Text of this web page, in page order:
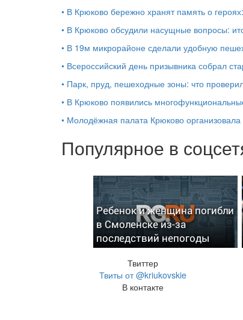
• В Крюково бережно хранят память о
• В Крюково обсудили насущные вопросы:
• В 19м микрорайоне сделали удобную
• Всероссийский день призывника собрал
• Парк, пруд, пешеходные зоны: что
• В Крюково появились
• Молодёжная палата Крюково
Популярное в
Ребенок и женщина погибли
в Смоленске из-за
последствий непогоды
Твиттер
Твиты от @kriukovskie
В контакте